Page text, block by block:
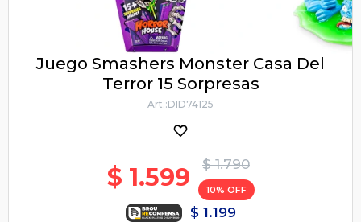
Juego Smashers Monster Casa Del
Terror 15 Sorpresas
DID74125
$ 1.790
$ 1.599 10
$ 1.199